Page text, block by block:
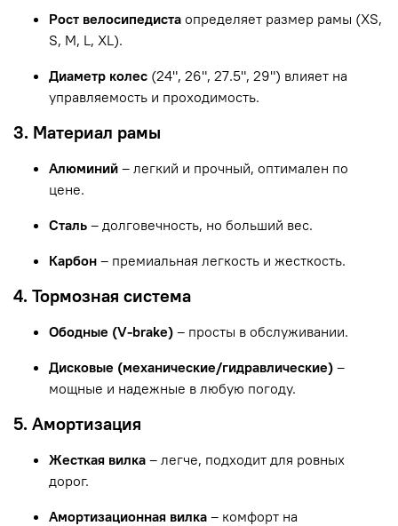
Рост велосипедиста определяет размер рамы (XS,
S, M, L, XL).
Диаметр колес (24", 26", 27.5", 29") влияет на
управляемость и проходимость.
3. Материал рамы
Алюминий – легкий и прочный, оптимален по
цене.
Сталь – долговечность, но больший вес.
Карбон – премиальная легкость и жесткость.
4. Тормозная система
Ободные (V-brake) – просты в обслуживании.
Дисковые (механические/гидравлические) –
мощные и надежные в любую погоду.
5. Амортизация
Жесткая вилка – легче, подходит для ровных
дорог.
Амортизационная вилка – комфорт на